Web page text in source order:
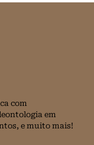
com
em
e muito mais!